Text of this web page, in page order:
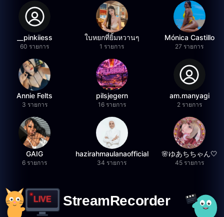
__pinkiiess
60 รายการ
ใบหยกที่ยิ้มหวานๆ
1 รายการ
Mónica Castillo
27 รายการ
Annie Felts
3 รายการ
pilsjegern
16 รายการ
am.manyagi
2 รายการ
GAIG
6 รายการ
hazirahmaulanaofficial
34 รายการ
🌸ゆあちちゃん🤍
45 รายการ